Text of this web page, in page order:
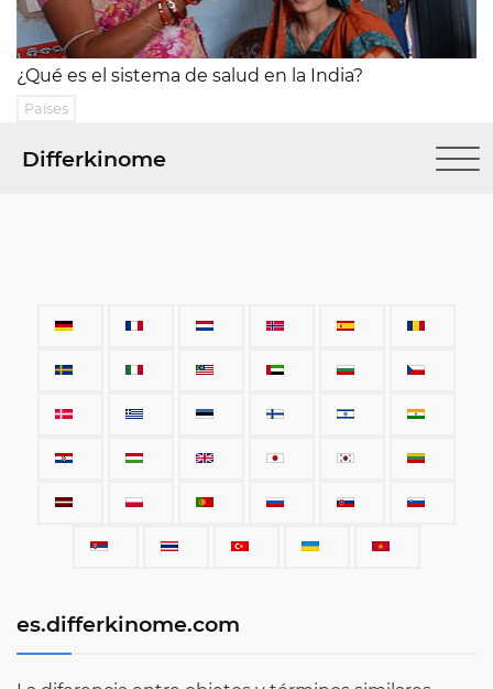
¿Qué es el sistema de salud en la India?
Países
Differkinome
es.differkinome.com